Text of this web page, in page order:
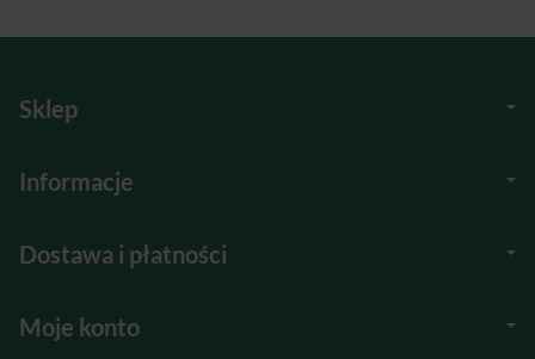
Sklep
Informacje
Dostawa i płatności
Moje konto